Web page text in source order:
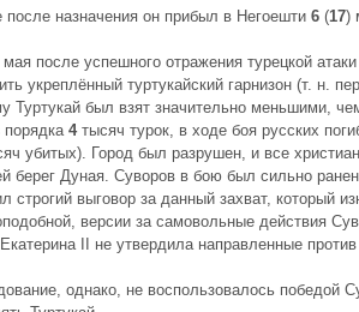
после назначения он прибыл в Негоешти 6 (17)
мая после успешного отражения турецкой
укреплённый туртукайский гарнизон (т. н.
Туртукай был взят значительно меньшими,
порядка 4тысяч турок, в ходе боя русских
убитых). Город был разрушен, и все
берег Дуная. Суворов в бою был сильно
строгий выговор за данный захват, который
версии за самовольные действия
II не утвердила направленные
однако, не воспользовалось победой